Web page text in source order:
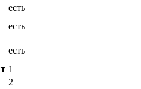
есть
есть
есть
1
2